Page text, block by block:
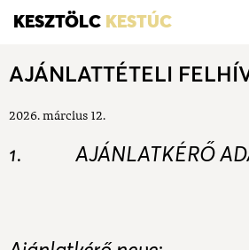
KESZTÖLC KESTÚC
AJÁNLATTÉTELI
2026. március 12.
1. AJÁNLATKÉRŐ